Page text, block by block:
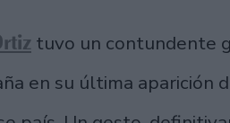
tuvo un contundente
en su última aparición